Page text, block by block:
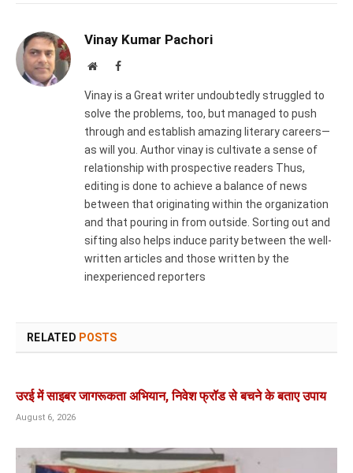
Vinay Kumar Pachori
WebsiteFacebook
Vinay is a Great writer undoubtedly struggled to
solve the problems, too, but managed to push
through and establish amazing literary careers—
as will you. Author vinay is cultivate a sense of
relationship with prospective readers Thus,
editing is done to achieve a balance of news
between that originating within the organization
and that pouring in from outside. Sorting out and
sifting also helps induce parity between the well-
written articles and those written by the
inexperienced reporters
RELATED POSTS
उरई में साइबर जागरूकता अभियान, निवेश फ्रॉड से बचने के बताए उपाय
August 6, 2026